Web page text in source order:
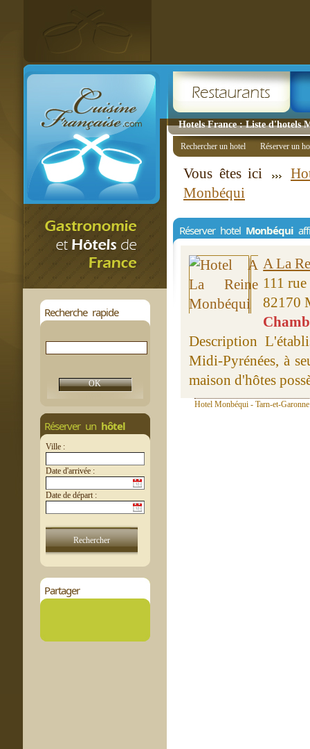
Hotels France : Liste d'hotels
Recherche rapide
Réserver un hôtel
Ville :
Date d'arrivée :
Date de départ :
Partager
Rechercher un hotel Réserver un
Vous êtes ici
Monbéqui
Réserver hotel Monbéqui
A La
111
82170
Description
Midi-Pyrénées, à
maison d'hôtes
Hotel Monbéqui - Tarn-et-